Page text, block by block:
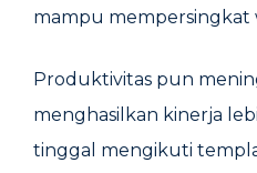
mampu mempersingkat
Produktivitas pun
menghasilkan kinerja
tinggal mengikuti